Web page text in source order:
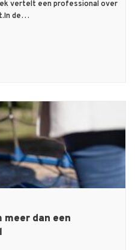
vertelt een professional over
de…
meer dan een